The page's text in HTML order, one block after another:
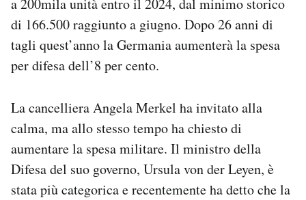
a 200mila unità entro il 2024, dal minimo storico
di 166.500 raggiunto a giugno. Dopo 26 anni di
tagli quest’anno la Germania aumenterà la spesa
per difesa dell’8 per cento.
La cancelliera Angela Merkel ha invitato alla
calma, ma allo stesso tempo ha chiesto di
aumentare la spesa militare. Il ministro della
Difesa del suo governo, Ursula von der Leyen, è
stata più categorica e recentemente ha detto che la